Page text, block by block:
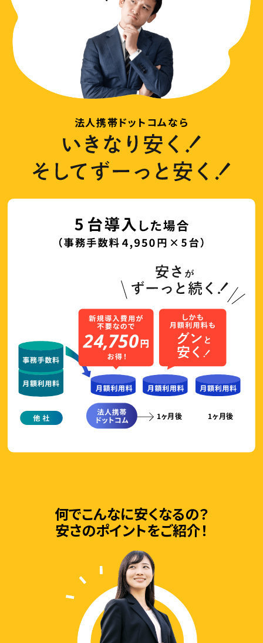
法人携帯ドットコムなら
何でこんなに安くなるの？
安さのポイントをご紹介！